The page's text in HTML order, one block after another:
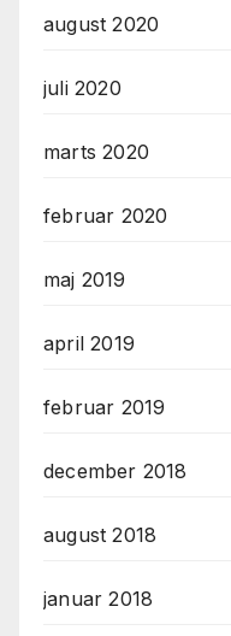
august 2020
juli 2020
marts 2020
februar 2020
maj 2019
april 2019
februar 2019
december 2018
august 2018
januar 2018